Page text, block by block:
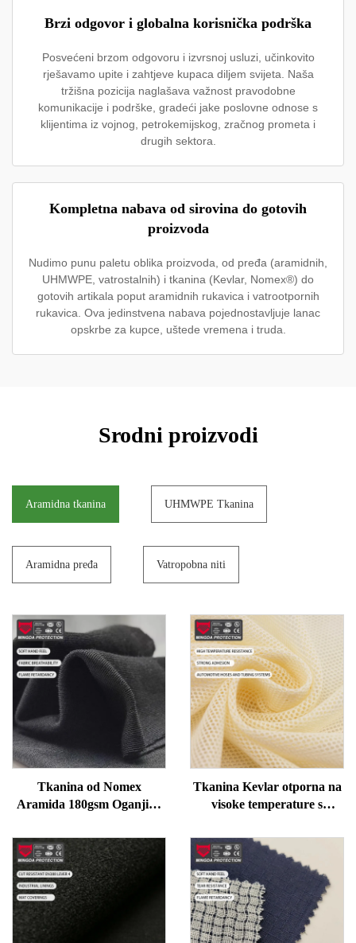
Brzi odgovor i globalna korisnička podrška
Posvećeni brzom odgovoru i izvrsnoj usluzi, učinkovito
rješavamo upite i zahtjeve kupaca diljem svijeta. Naša
tržišna pozicija naglašava važnost pravodobne
komunikacije i podrške, gradeći jake poslovne odnose s
klijentima iz vojnog, petrokemijskog, zračnog prometa i
drugih sektora.
Kompletna nabava od sirovina do gotovih
proizvoda
Nudimo punu paletu oblika proizvoda, od pređa (aramidnih,
UHMWPE, vatrostalnih) i tkanina (Kevlar, Nomex®) do
gotovih artikala poput aramidnih rukavica i vatrootpornih
rukavica. Ova jedinstvena nabava pojednostavljuje lanac
opskrbe za kupce, uštede vremena i truda.
Srodni proizvodi
Aramidna tkanina UHMWPE Tkanina
Aramidna pređa Vatropobna niti
Tkanina od Nomex
Aramida 180gsm Oganjivo
odjeću | ISO certificiran laki
otporni na toplinu
Tkanina Kevlar otporna na
visoke temperature s
jaka adhezija, silikonska
cijev za vozila s platnom od
meta aramidne tkanine